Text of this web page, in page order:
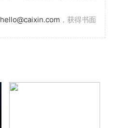
hello@caixin.com ，获得书面